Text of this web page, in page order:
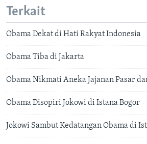
Terkait
Obama Dekat di Hati Rakyat Indonesia
Obama Tiba di Jakarta
Obama Nikmati Aneka Jajanan Pasar
Obama Disopiri Jokowi di Istana Bogor
Jokowi Sambut Kedatangan Obama di